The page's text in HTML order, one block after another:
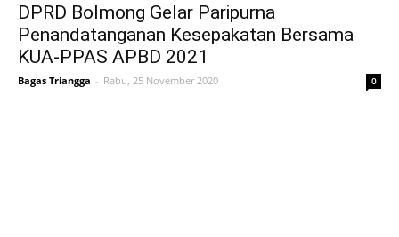
DPRD Bolmong Gelar Paripurna
Penandatanganan Kesepakatan Bersama
KUA-PPAS APBD 2021
Bagas Triangga - Rabu, 25 November 2020 0